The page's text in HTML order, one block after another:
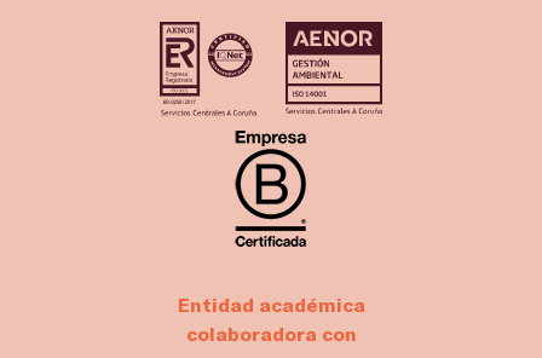
Entidad académica
colaboradora con